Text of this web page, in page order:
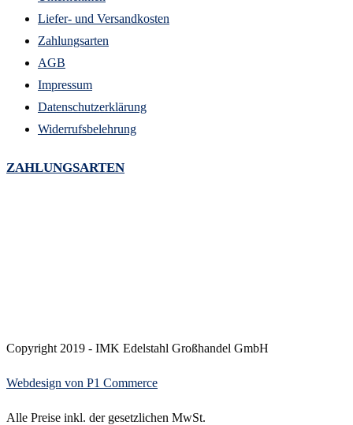
Liefer- und Versandkosten
Zahlungsarten
AGB
Impressum
Datenschutzerklärung
Widerrufsbelehrung
ZAHLUNGSARTEN
Copyright 2019 - IMK Edelstahl Großhandel GmbH
Webdesign von P1 Commerce
Alle Preise inkl. der gesetzlichen MwSt.